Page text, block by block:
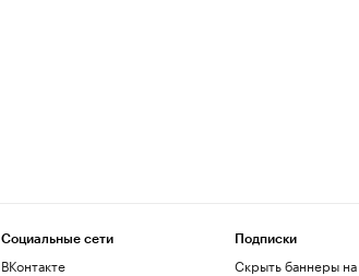
Социальные сети
ВКонтакте
Подписки
Скрыть баннеры